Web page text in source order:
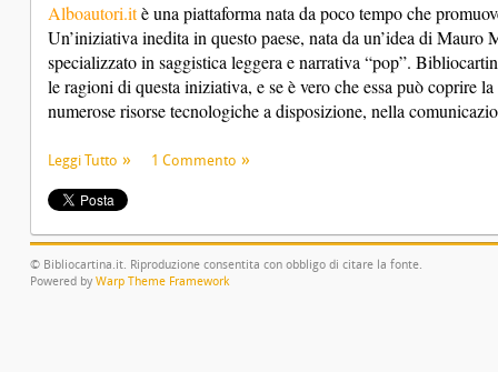
Alboautori.itè una piattaforma nata da poco tempo che
Un’iniziativa inedita in questo paese, nata da un’idea di
specializzato in saggistica leggera e narrativa “pop”.
le ragioni di questa iniziativa, e se è vero che essa può coprire
numerose risorse tecnologiche a disposizione, nella
Leggi Tutto 1 Commento
© Bibliocartina.it. Riproduzione consentita con obbligo di citare la fonte.
Powered by Warp Theme Framework